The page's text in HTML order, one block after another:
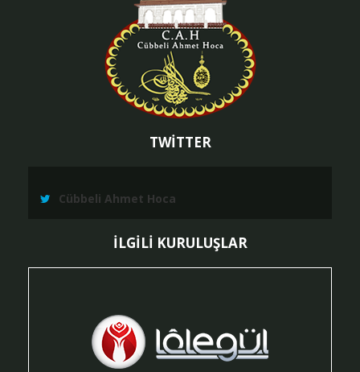
TWİTTER
Cübbeli Ahmet Hoca
İLGİLİ KURULUŞLAR